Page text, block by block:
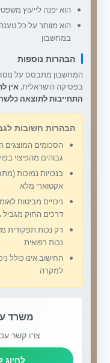
הוא יפנה לייעוץ
הוא מוותר על כל
במחשבון
הבהרות נוספות
המחשבון מתבסס על
בפסיקה הישראלית. אין
התחייבות לתוצאה
הבהרות חשובות
הסכומים המוצגים
גבוהים מהפיצוי
אקטוארי מלא
ניכויים מביטוח
דרכים החוק מגביל
רק נכות תפקודית
נכות רפואית
החישוב אינו כולל
למקרה
משרד
צרו קשר
לחיוג לחצו: